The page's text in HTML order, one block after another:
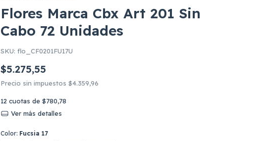
Flores Marca Cbx Art 201 Sin
Cabo 72 Unidades
SKU: flo_CF0201FU17U
$5.275,55
Precio sin impuestos $4.359,96
12 cuotas de $780,78
Ver más detalles
Color: Fucsia 17